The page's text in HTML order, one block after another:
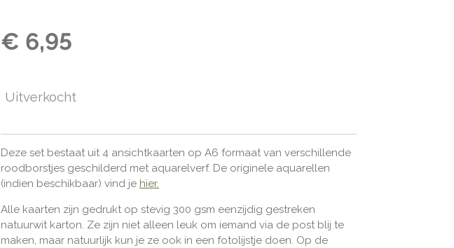
€ 6,95
Uitverkocht
Deze set bestaat uit 4 ansichtkaarten op A6 formaat van verschillende
roodborstjes geschilderd met aquarelverf. De originele aquarellen
(indien beschikbaar) vind je hier.
Alle kaarten zijn gedrukt op stevig 300 gsm eenzijdig gestreken
natuurwit karton. Ze zijn niet alleen leuk om iemand via de post blij te
maken, maar natuurlijk kun je ze ook in een fotolijstje doen. Op de